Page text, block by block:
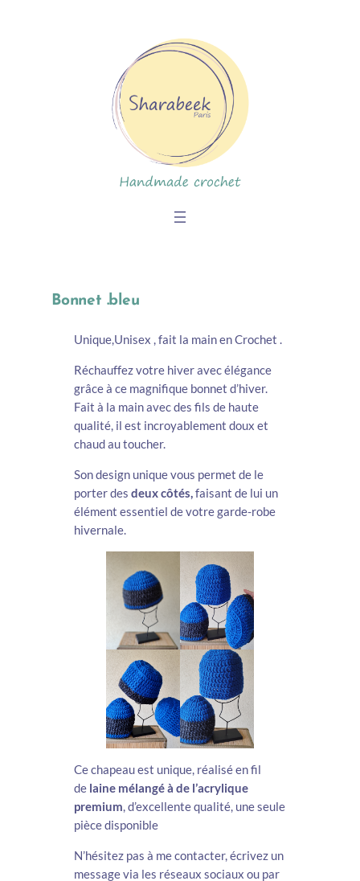
Bonnet .bleu
Unique,Unisex , fait la main en Crochet .
Réchauffez votre hiver avec élégance
grâce à ce magnifique bonnet d’hiver.
Fait à la main avec des fils de haute
qualité, il est incroyablement doux et
chaud au toucher.
Son design unique vous permet de le
porter des deux côtés,faisant de lui un
élément essentiel de votre garde-robe
hivernale.
Ce chapeau est unique, réalisé en fil
de laine mélangé à de l’acrylique
premium, d’excellente qualité, une seule
pièce disponible
N’hésitez pas à me contacter, écrivez un
message via les réseaux sociaux ou par